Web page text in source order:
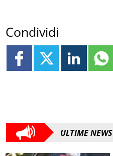
Condividi
ULTIME NEWS